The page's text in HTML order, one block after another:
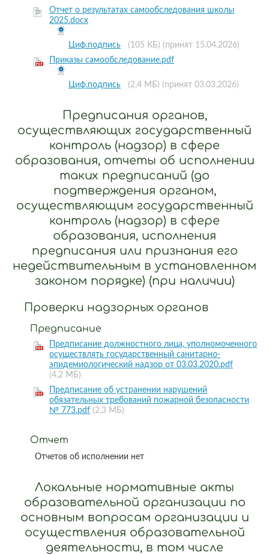
Отчет о результатах самообследования школы
2025.docx
Циф.подпись (105 КБ) (принят 15.04.2026)
Приказы самообследование.pdf
Циф.подпись (2,4 МБ) (принят 03.03.2026)
Предписания органов,
осуществляющих государственный
контроль (надзор) в сфере
образования, отчеты об исполнении
таких предписаний (до
подтверждения органом,
осуществляющим государственный
контроль (надзор) в сфере
образования, исполнения
предписания или признания его
недействительным в установленном
законом порядке) (при наличии)
Проверки надзорных органов
Предписание
Предписание должностного лица, уполномоченного
осуществлять государственный санитарно-
эпидемиологический надзор от 03.03.2020.pdf
(4,2 МБ)
Предписание об устранении нарушений
обязательных требований пожарной безопасности
№ 773.pdf (2,3 МБ)
Отчет
Отчетов об исполнении нет
Локальные нормативные акты
образовательной организации по
основным вопросам организации и
осуществления образовательной
деятельности, в том числе